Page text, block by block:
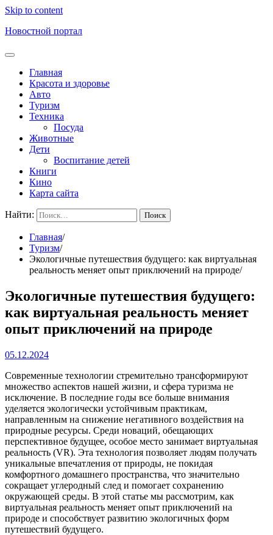
Skip to content
Новостной портал
Главная
Красота и здоровье
Авто
Туризм
Техника
Посуда
Животные
Дети
Воспитание детей
Книги
Кино
Карта сайта
Найти:
Главная
Туризм
Экологичные путешествия будущего: как виртуальная
реальность меняет опыт приключений на природе
Экологичные путешествия будущего:
как виртуальная реальность меняет
опыт приключений на природе
05.12.2024
Современные технологии стремительно трансформируют
множество аспектов нашей жизни, и сфера туризма не
исключение. В последние годы все больше внимания
уделяется экологически устойчивым практикам,
направленным на снижение негативного воздействия на
природные ресурсы. Среди новаций, обещающих
перспективное будущее, особое место занимает виртуальная
реальность (VR). Эта технология позволяет людям получать
уникальные впечатления от природы, не покидая
комфортного домашнего пространства, что значительно
сокращает углеродный след и помогает сохранению
окружающей среды. В этой статье мы рассмотрим, как
виртуальная реальность меняет опыт приключений на
природе и способствует развитию экологичных форм
путешествий будущего.